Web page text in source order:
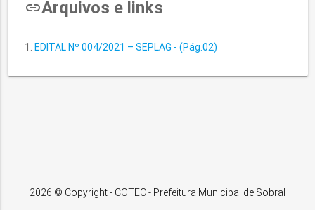
insert_linkArquivos e links
EDITAL Nº 004/2021 – SEPLAG - (Pág.02)
2026 © Copyright - COTEC - Prefeitura Municipal de Sobral